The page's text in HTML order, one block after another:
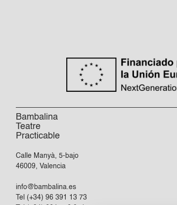
Bambalina
Teatre
Practicable
Calle Manyà, 5-bajo
46009, Valencia
info@bambalina.es
Tel (+34) 96 391 13 73